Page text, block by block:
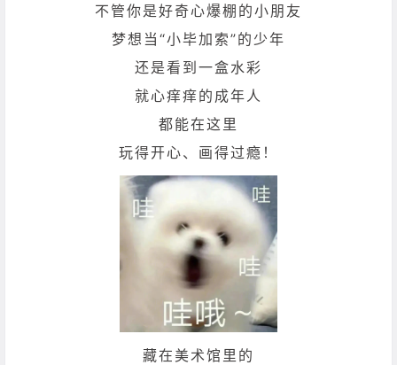
不管你是好奇心爆棚的小朋友
梦想当“小毕加索”的少年
还是看到一盒水彩
就心痒痒的成年人
都能在这里
玩得开心、画得过瘾！
藏在美术馆里的